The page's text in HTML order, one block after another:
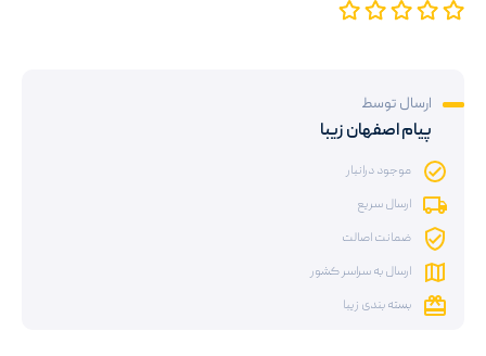
ارسال توسط
پیام اصفهان زیبا
موجود درانبار
ارسال سریع
ضمانت اصالت
ارسال به سراسر کشور
بسته بندی زیبا